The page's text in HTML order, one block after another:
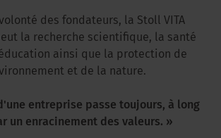
des fondateurs, la Stoll VITA
la recherche scientifique, la santé
ainsi que la protection de
et de la nature.
entreprise passe toujours, à long
un enracinement des valeurs. »